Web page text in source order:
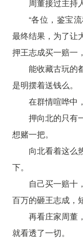
周董接过主持
“各位，鉴宝
最终结果，为了让
押王志成买一赔一
能收藏古玩的
是明摆着送钱么。
在群情喧哗中
押向北的只有
想赌一把。
向北看着这么
下。
自己买一赔十
百万的砸王志成，
再看庄家周董
就看透了一切。